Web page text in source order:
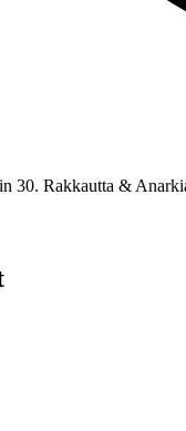
30. Rakkautta &